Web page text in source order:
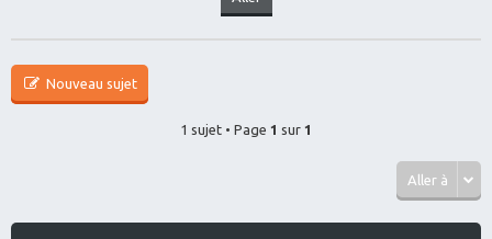
Nouveau sujet
1 sujet • Page 1 sur 1
Aller à